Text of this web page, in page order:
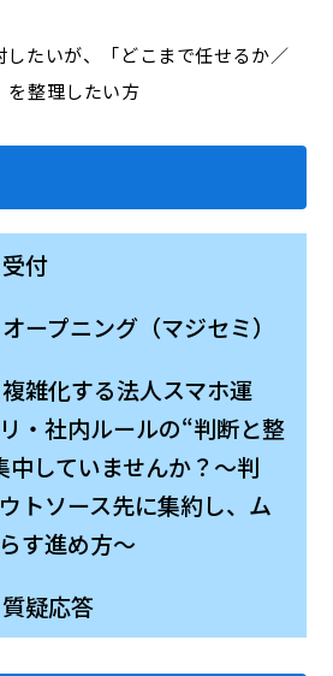
したいが、「どこまで任せるか／
を整理したい方
付
プニング（マジセミ）
雑化する法人スマホ運
・社内ルールの“判断と整
中していませんか？～判
トソース先に集約し、ム
す進め方～
疑応答